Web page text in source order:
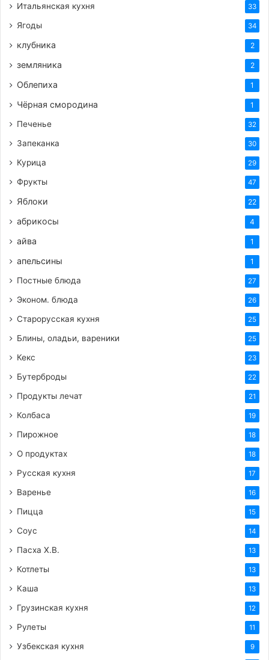
Итальянская кухня 33
Ягоды 34
клубника 2
земляника 2
Облепиха 1
Чёрная смородина 1
Печенье 32
Запеканка 30
Курица 29
Фрукты 47
Яблоки 22
абрикосы 4
айва 1
апельсины 1
Постные блюда 27
Эконом. блюда 26
Старорусская кухня 25
Блины, оладьи, вареники 25
Кекс 23
Бутерброды 22
Продукты лечат 21
Колбаса 19
Пирожное 18
О продуктах 18
Русская кухня 17
Варенье 16
Пицца 15
Соус 14
Пасха Х.В. 13
Котлеты 13
Каша 13
Грузинская кухня 12
Рулеты 11
Узбекская кухня 9